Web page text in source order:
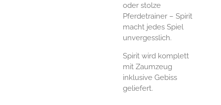
oder stolze
Pferdetrainer – Spirit
macht jedes Spiel
unvergesslich.
Spirit wird komplett
mit Zaumzeug
inklusive Gebiss
geliefert.